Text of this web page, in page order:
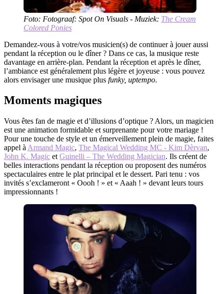
Foto: Fotograaf: Spot On Visuals - Muziek: The Cream
Colored Ponies
Demandez-vous à votre/vos musicien(s) de continuer à jouer aussi
pendant la réception ou le dîner ? Dans ce cas, la musique reste
davantage en arrière-plan. Pendant la réception et après le dîner,
l’ambiance est généralement plus légère et joyeuse : vous pouvez
alors envisager une musique plus funky, uptempo.
Moments magiques
Vous êtes fan de magie et d’illusions d’optique ? Alors, un magicien
est une animation formidable et surprenante pour votre mariage !
Pour une touche de style et un émerveillement plein de magie, faites
appel à Armand Magic, The Magical Wedding MC - Kim Dèrvan,
John K. Magic et Guinelli – The Wedding Magician. Ils créent de
belles interactions pendant la réception ou proposent des numéros
spectaculaires entre le plat principal et le dessert. Pari tenu : vos
invités s’exclameront « Oooh ! » et « Aaah ! » devant leurs tours
impressionnants !